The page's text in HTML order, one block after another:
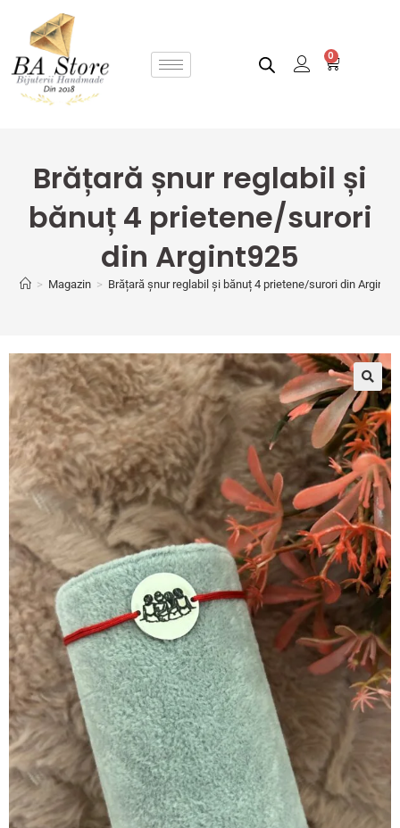
0
Brățară șnur reglabil și
bănuț 4 prietene/surori
din Argint925
> Magazin > Brățară șnur reglabil și bănuț 4 prietene/surori din
🔍